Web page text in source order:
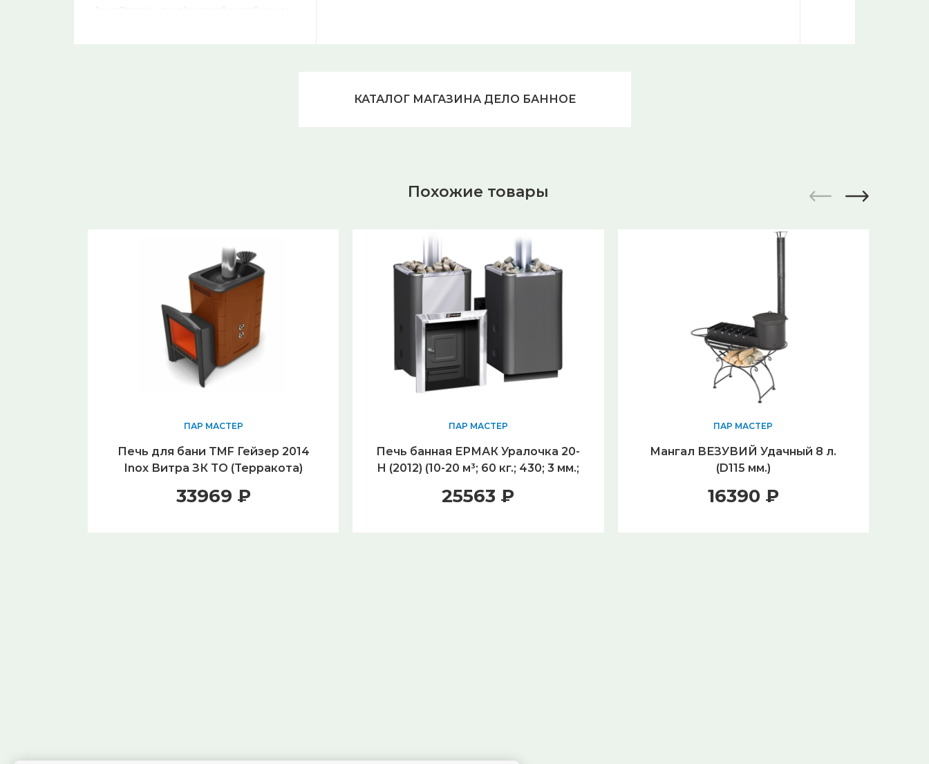
Sawo Phoenix - линейка печей с необычным
Конфигурация печи позволяет
использовать Sawo Phoenix в саунах с
многоярусным размещением пологов. При
этом вы можете быть уверены в
равномерном прогреве каждого яруса.
Если вы хотите купить универсальную
электрокаменку, то Phoenix - один из лучших
вариантов. Подливая на камни воду можно
добиться любого уровня влажности, а
благодаря пульту управления заранее или в
процессе парения установить необходимый
КАТАЛОГ МАГАЗИНА ДЕЛО БАННОЕ
Похожие товары
ПАР МАСТЕР
Печь для бани TMF Гейзер 2014
Inox Витра ЗК ТО (Терракота)
33969 ₽
ПАР МАСТЕР
Печь банная ЕРМАК Уралочка 20-
Н (2012) (10-20 м³; 60 кг.; 430; 3 мм.;
25563 ₽
ПАР МАСТЕР
Мангал ВЕЗУВИЙ Удачный 8 л.
(D115 мм.)
16390 ₽